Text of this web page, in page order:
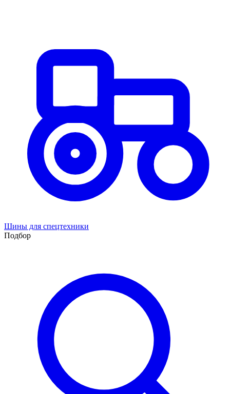
Шины для спецтехники
Подбор